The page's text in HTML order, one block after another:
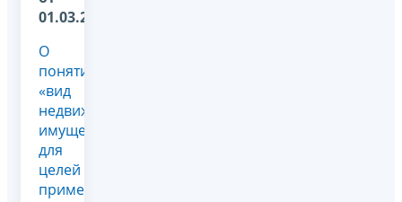
01.03.2022
О
понятии
«вид
недвижимого
имущества»
для
целей
применения